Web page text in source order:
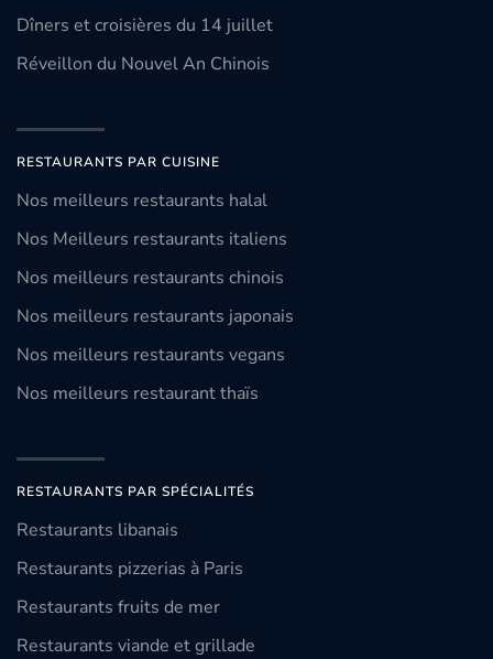
Dîners et croisières du 14 juillet
Réveillon du Nouvel An Chinois
RESTAURANTS PAR CUISINE
Nos meilleurs restaurants halal
Nos Meilleurs restaurants italiens
Nos meilleurs restaurants chinois
Nos meilleurs restaurants japonais
Nos meilleurs restaurants vegans
Nos meilleurs restaurant thaïs
RESTAURANTS PAR SPÉCIALITÉS
Restaurants libanais
Restaurants pizzerias à Paris
Restaurants fruits de mer
Restaurants viande et grillade